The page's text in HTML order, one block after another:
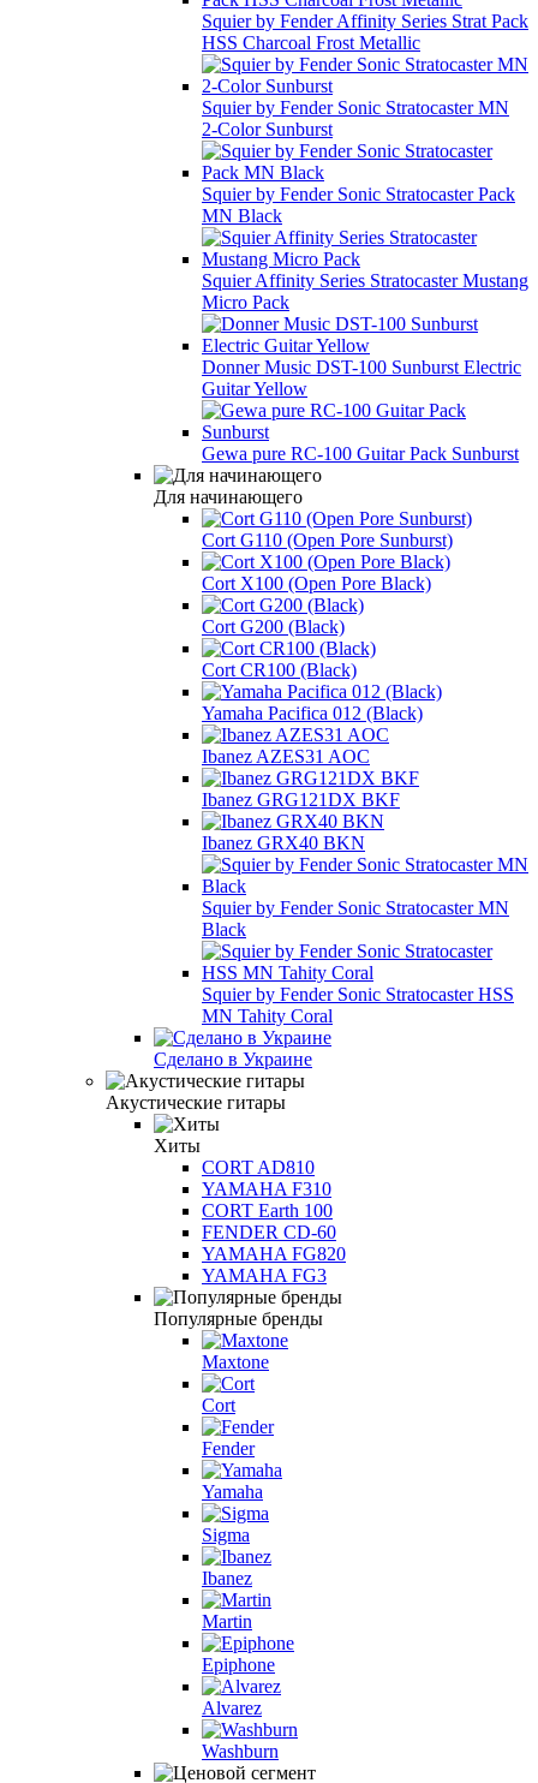
Squier by Fender Affinity Series Strat Pack
HSS Charcoal Frost Metallic
Squier by Fender Sonic Stratocaster MN
2-Color Sunburst
Squier by Fender Sonic Stratocaster Pack
MN Black
Squier Affinity Series Stratocaster Mustang
Micro Pack
Donner Music DST-100 Sunburst Electric
Guitar Yellow
Gewa pure RC-100 Guitar Pack Sunburst
Для начинающего
Cort G110 (Open Pore Sunburst)
Cort X100 (Open Pore Black)
Cort G200 (Black)
Cort CR100 (Black)
Yamaha Pacifica 012 (Black)
Ibanez AZES31 AOC
Ibanez GRG121DX BKF
Ibanez GRX40 BKN
Squier by Fender Sonic Stratocaster MN
Black
Squier by Fender Sonic Stratocaster HSS
MN Tahity Coral
Сделано в Украине
Акустические гитары
Хиты
CORT AD810
YAMAHA F310
CORT Earth 100
FENDER CD-60
YAMAHA FG820
YAMAHA FG3
Популярные бренды
Maxtone
Cort
Fender
Yamaha
Sigma
Ibanez
Martin
Epiphone
Alvarez
Washburn